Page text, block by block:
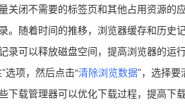
关闭不需要的标签页和其他占用资源的
。随着时间的推移，浏览器缓存和历史
录可以释放磁盘空间，提高浏览器的
选项，然后点击“清除浏览数据”，选择
下载管理器可以优化下载过程，提高下